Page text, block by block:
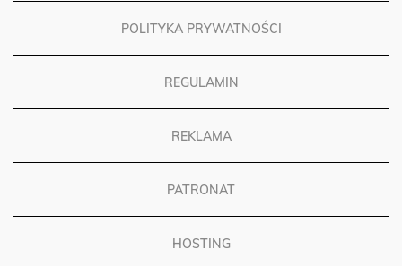
POLITYKA PRYWATNOŚCI
REGULAMIN
REKLAMA
PATRONAT
HOSTING